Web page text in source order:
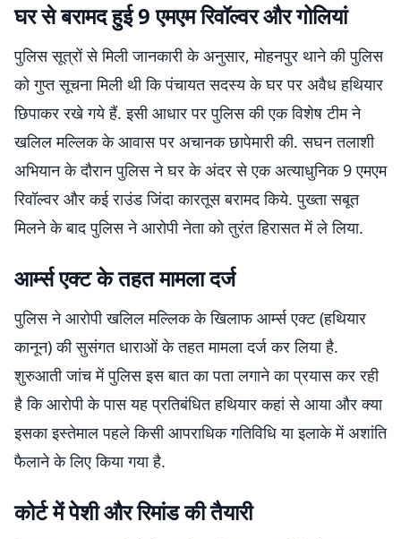
घर से बरामद हुई 9 एमएम रिवॉल्वर और गोलियां
पुलिस सूत्रों से मिली जानकारी के अनुसार, मोहनपुर थाने की पुलिस
को गुप्त सूचना मिली थी कि पंचायत सदस्य के घर पर अवैध हथियार
छिपाकर रखे गये हैं. इसी आधार पर पुलिस की एक विशेष टीम ने
खलिल मल्लिक के आवास पर अचानक छापेमारी की. सघन तलाशी
अभियान के दौरान पुलिस ने घर के अंदर से एक अत्याधुनिक 9 एमएम
रिवॉल्वर और कई राउंड जिंदा कारतूस बरामद किये. पुख्ता सबूत
मिलने के बाद पुलिस ने आरोपी नेता को तुरंत हिरासत में ले लिया.
आर्म्स एक्ट के तहत मामला दर्ज
पुलिस ने आरोपी खलिल मल्लिक के खिलाफ आर्म्स एक्ट (हथियार
कानून) की सुसंगत धाराओं के तहत मामला दर्ज कर लिया है.
शुरुआती जांच में पुलिस इस बात का पता लगाने का प्रयास कर रही
है कि आरोपी के पास यह प्रतिबंधित हथियार कहां से आया और क्या
इसका इस्तेमाल पहले किसी आपराधिक गतिविधि या इलाके में अशांति
फैलाने के लिए किया गया है.
कोर्ट में पेशी और रिमांड की तैयारी